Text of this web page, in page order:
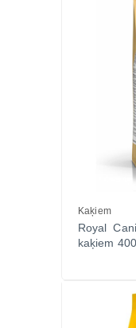
Kaķiem
Royal
kaķiem